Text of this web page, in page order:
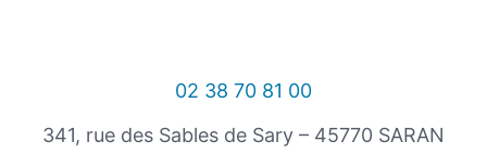
02 38 70 81 00
341, rue des Sables de Sary – 45770 SARAN